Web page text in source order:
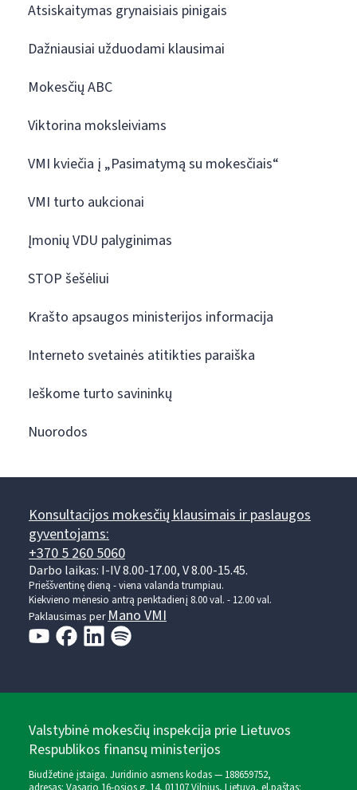
Atsiskaitymas grynaisiais pinigais
Dažniausiai užduodami klausimai
Mokesčių ABC
Viktorina moksleiviams
VMI kviečia į „Pasimatymą su mokesčiais“
VMI turto aukcionai
Įmonių VDU palyginimas
STOP šešėliui
Krašto apsaugos ministerijos informacija
Interneto svetainės atitikties paraiška
Ieškome turto savininkų
Nuorodos
Konsultacijos mokesčių klausimais ir paslaugos
gyventojams:
+370 5 260 5060
Darbo laikas: I-IV 8.00-17.00, V 8.00-15.45.
Prieššventinę dieną - viena valanda trumpiau.
Kiekvieno mėnesio antrą penktadienį 8.00 val. - 12.00 val.
Paklausimas perMano VMI
Valstybinė mokesčių inspekcija prie Lietuvos
Respublikos finansų ministerijos
Biudžetinė įstaiga. Juridinio asmens kodas — 188659752,